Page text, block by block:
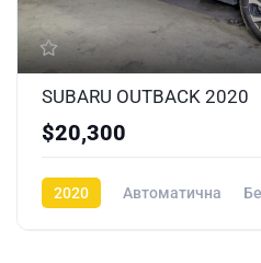
SUBARU OUTBACK 2020
$20,300
2020 Автоматична